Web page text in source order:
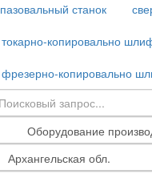
пазовальный станок
токарно-копировально
фрезерно-копировально